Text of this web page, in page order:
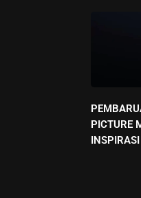
PICTURE